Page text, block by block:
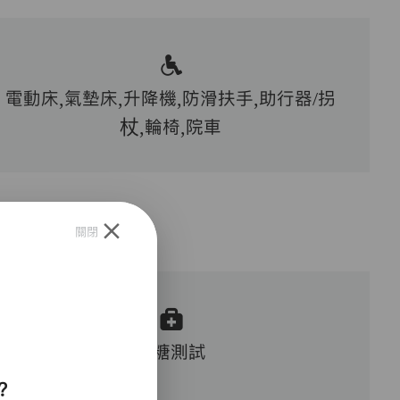
電動床,氣墊床,升降機,防滑扶手,助行器/拐
杖,輪椅,院車
血糖測試
關閉